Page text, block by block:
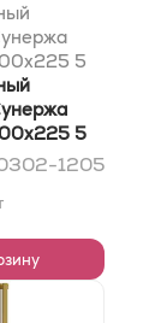
5
титан
5
титан
1205